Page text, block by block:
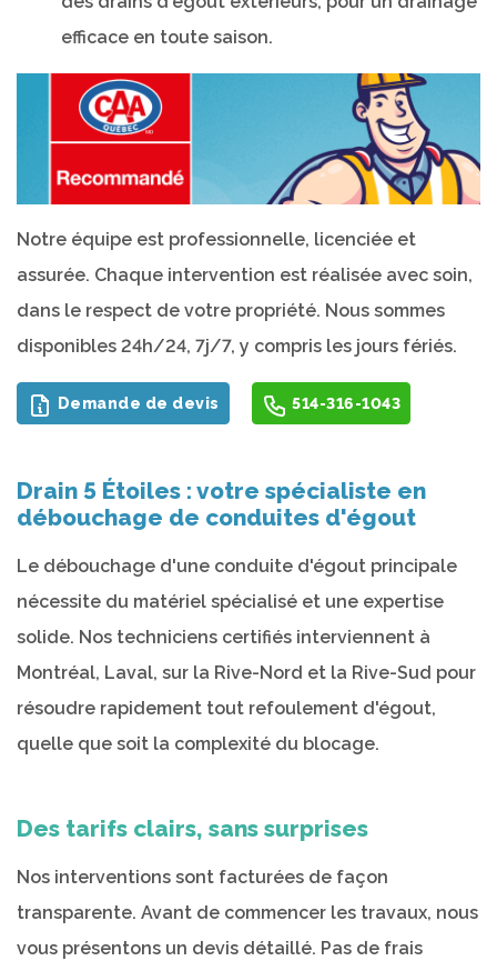
efficace en toute saison.
Notre équipe est professionnelle, licenciée et
assurée. Chaque intervention est réalisée avec soin,
dans le respect de votre propriété. Nous sommes
disponibles 24h/24, 7j/7, y compris les jours fériés.
Demande de devis 514-316-1043
Drain 5 Étoiles : votre spécialiste en
débouchage de conduites d'égout
Le débouchage d'une conduite d'égout principale
nécessite du matériel spécialisé et une expertise
solide. Nos techniciens certifiés interviennent à
Montréal, Laval, sur la Rive-Nord et la Rive-Sud pour
résoudre rapidement tout refoulement d'égout,
quelle que soit la complexité du blocage.
Des tarifs clairs, sans surprises
Nos interventions sont facturées de façon
transparente. Avant de commencer les travaux, nous
vous présentons un devis détaillé. Pas de frais